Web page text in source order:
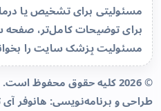
مسئولیتی برای تشخیص یا
برای توضیحات کامل‌تر، صفحه
مسئولیت پزشک سایترا
© 2026 کلیه حقوق محفوظ است.
طراحی و برنامه‌نویسی: هانوفر